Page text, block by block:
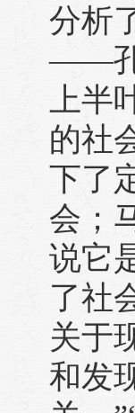
分析
——孔
上半
的社
下了
会；
说它
了社
关于
和发